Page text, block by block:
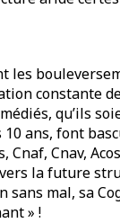
constante
qu’ils
ans, font
Cnav,
la future
sans mal, sa
» !